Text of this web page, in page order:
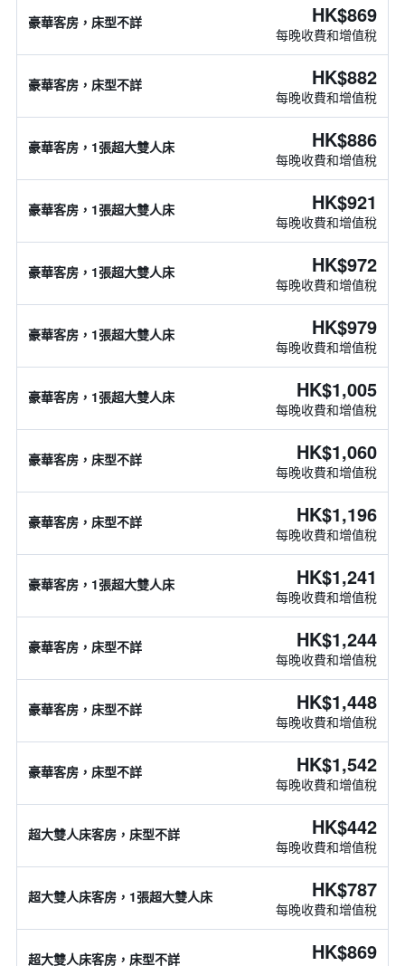
豪華客房，床型不詳 HK$869
每晚收費和增值稅
豪華客房，床型不詳 HK$882
每晚收費和增值稅
豪華客房，1張超大雙人床 HK$886
每晚收費和增值稅
豪華客房，1張超大雙人床 HK$921
每晚收費和增值稅
豪華客房，1張超大雙人床 HK$972
每晚收費和增值稅
豪華客房，1張超大雙人床 HK$979
每晚收費和增值稅
豪華客房，1張超大雙人床 HK$1,005
每晚收費和增值稅
豪華客房，床型不詳 HK$1,060
每晚收費和增值稅
豪華客房，床型不詳 HK$1,196
每晚收費和增值稅
豪華客房，1張超大雙人床 HK$1,241
每晚收費和增值稅
豪華客房，床型不詳 HK$1,244
每晚收費和增值稅
豪華客房，床型不詳 HK$1,448
每晚收費和增值稅
豪華客房，床型不詳 HK$1,542
每晚收費和增值稅
超大雙人床客房，床型不詳 HK$442
每晚收費和增值稅
超大雙人床客房，1張超大雙人床 HK$787
每晚收費和增值稅
超大雙人床客房，床型不詳 HK$869